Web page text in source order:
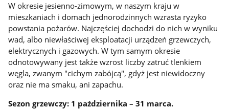
W okresie jesienno-zimowym, w naszym kraju w
mieszkaniach i domach jednorodzinnych wzrasta ryzyko
powstania pożarów. Najczęściej dochodzi do nich w wyniku
wad, albo niewłaściwej eksploatacji urządzeń grzewczych,
elektrycznych i gazowych. W tym samym okresie
odnotowywany jest także wzrost liczby zatruć tlenkiem
węgla, zwanym "cichym zabójcą", gdyż jest niewidoczny
oraz nie ma smaku, ani zapachu.
Sezon grzewczy: 1 października – 31 marca.